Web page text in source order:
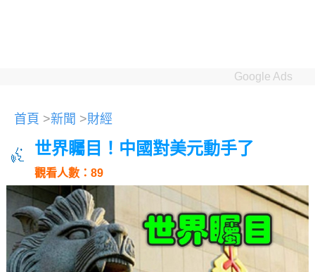
Google Ads
首頁 >新聞 >財經
世界矚目！中國對美元動手了
觀看人數：89